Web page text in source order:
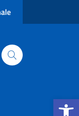
Apri la